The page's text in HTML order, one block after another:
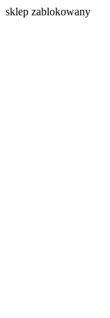
sklep zablokowany